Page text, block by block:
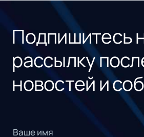
Подпишитесь
рассылку
новостей и